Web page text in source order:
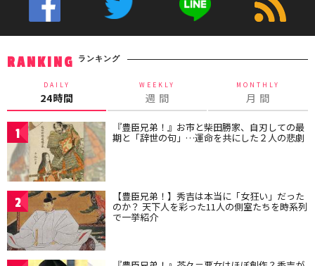
RANKING ランキング
DAILY
24時間
WEEKLY
週 間
MONTHLY
月 間
1 『豊臣兄弟！』お市と柴田勝家、自刃しての最
期と「辞世の句」…運命を共にした２人の悲劇
2 【豊臣兄弟！】秀吉は本当に「女狂い」だった
のか？ 天下人を彩った11人の側室たちを時系列
で一挙紹介